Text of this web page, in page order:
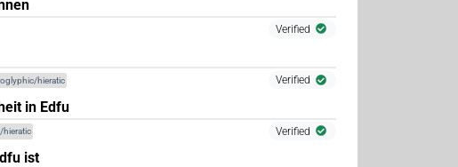
Verified
hieratic Verified
in Edfu
hieratic Verified
ist